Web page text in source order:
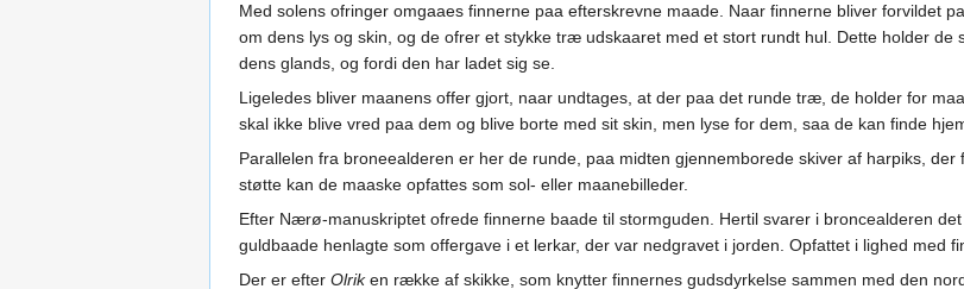
Med solens ofringer omgaaes finnerne paa efterskrevne maade. Naar finnerne bliver forvildet
om dens lys og skin, og de ofrer et stykke træ udskaaret med et stort rundt hul. Dette holder
dens glands, og fordi den har ladet sig se.
Ligeledes bliver maanens offer gjort, naar undtages, at der paa det runde træ, de holder for
skal ikke blive vred paa dem og blive borte med sit skin, men lyse for dem, saa de kan finde
Parallelen fra broneealderen er her de runde, paa midten gjennemborede skiver af harpiks,
støtte kan de maaske opfattes som sol- eller maanebilleder.
Efter Nærø-manuskriptet ofrede finnerne baade til stormguden. Hertil svarer i broncealderen
guldbaade henlagte som offergave i et lerkar, der var nedgravet i jorden. Opfattet i lighed med
Der er efter Olriken række af skikke, som knytter finnernes gudsdyrkelse sammen med den